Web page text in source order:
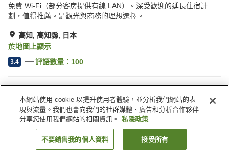
免費 Wi-Fi（部分客房提供有線 LAN）。深受歡迎的延長住宿計
劃，值得推薦。是觀光與商務的理想選擇。
高知, 高知縣, 日本
於地圖上顯示
3.4 評語數量： 100
送遞服務
乾洗服務
喚醒服務
自動販賣機
日本 高知縣 高知 高知綠色酒店播磨屋橋
找客房
本網站使用 cookie 以提升使用者體驗，並分析我們網站的表
現與流量。我們也會向我們的社群媒體、廣告和分析合作夥伴
分享您使用我們網站的相關資訊。
私隱政策
不要銷售我的個人資料 接受所有